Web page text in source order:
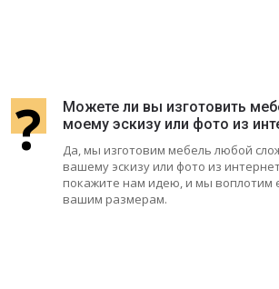
?
Можете ли вы изготовить
моему эскизу или фото из
Да, мы изготовим мебель любой
вашему эскизу или фото из
покажите нам идею, и мы воплотим
вашим размерам.